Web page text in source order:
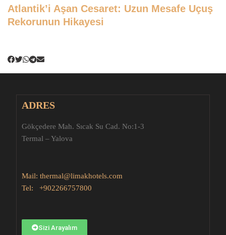
Atlantik’i Aşan Cesaret: Uzun Mesafe Uçuş
Rekorunun Hikayesi
ADRES
Gökçedere Mah. Sıcak Su Cad. No:1-3
Termal – Yalova
Mail: thermal@limakhotels.com
Tel: +902266757800
Sizi Arayalım